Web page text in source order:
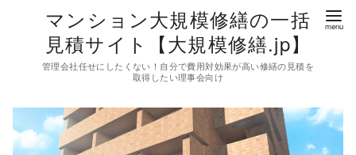
マンション大規模修繕の一括
見積サイト【大規模修繕.jp】
管理会社任せにしたくない！自分で費用対効果が高い修繕の見積を
取得したい理事会向け